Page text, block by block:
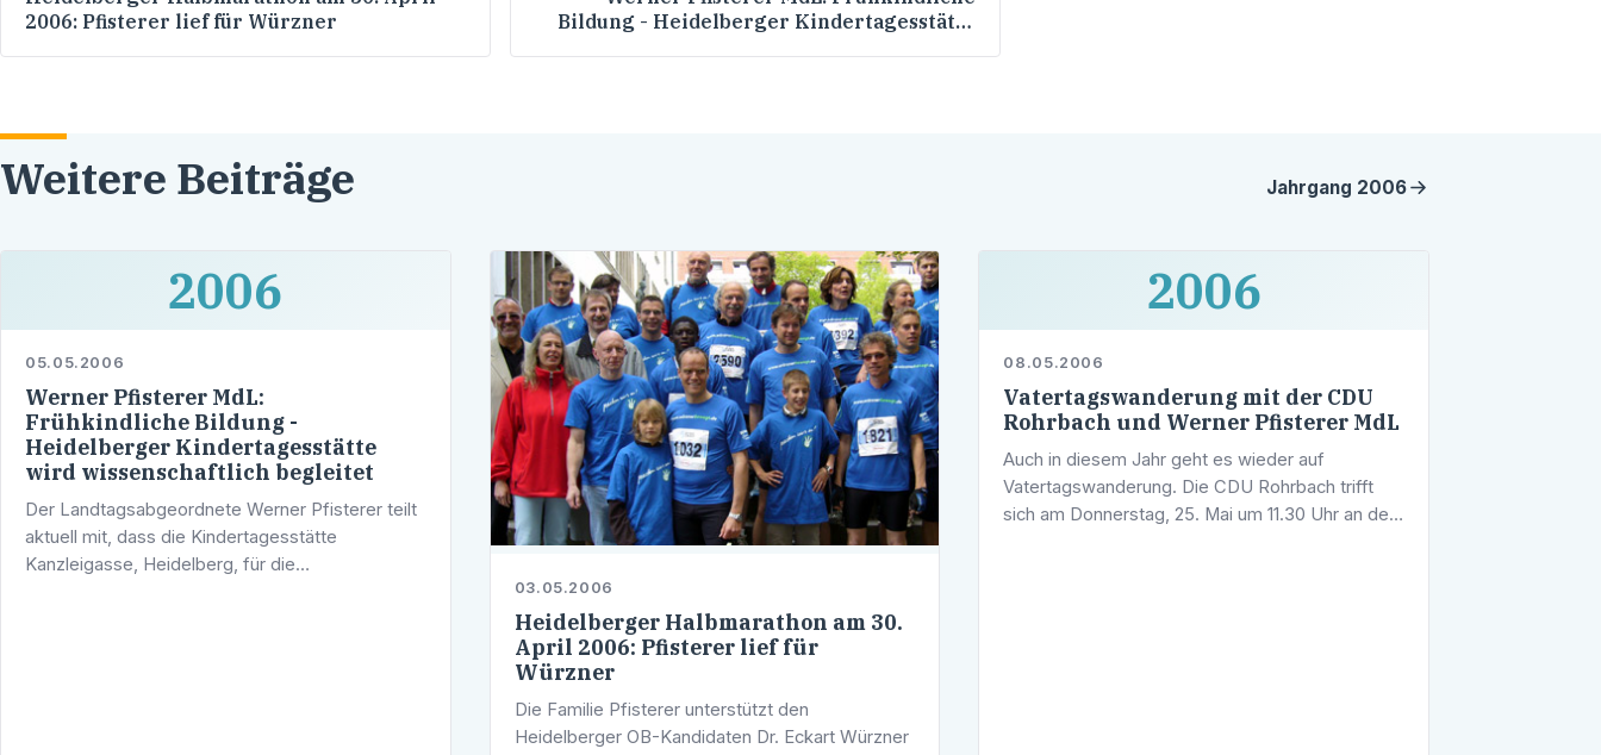
2006: Pfisterer lief für Würzner
Bildung - Heidelberger Kindertagesstätte
Weitere Beiträge Jahrgang 2006
2006
05.05.2006
Werner Pfisterer MdL:
Frühkindliche Bildung -
Heidelberger Kindertagesstätte
wird wissenschaftlich begleitet
Der Landtagsabgeordnete Werner Pfisterer teilt
aktuell mit, dass die Kindertagesstätte
Kanzleigasse, Heidelberg, für die
03.05.2006
Heidelberger Halbmarathon am 30.
April 2006: Pfisterer lief für
Würzner
Die Familie Pfisterer unterstützt den
Heidelberger OB-Kandidaten Dr. Eckart Würzner
2006
08.05.2006
Vatertagswanderung mit der CDU
Rohrbach und Werner Pfisterer MdL
Auch in diesem Jahr geht es wieder auf
Vatertagswanderung. Die CDU Rohrbach trifft
sich am Donnerstag, 25. Mai um 11.30 Uhr an den